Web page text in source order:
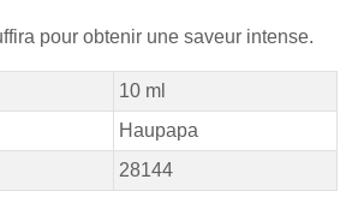
pour obtenir une saveur intense.
10 ml
Haupapa
28144